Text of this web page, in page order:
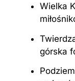
Wielka
górska